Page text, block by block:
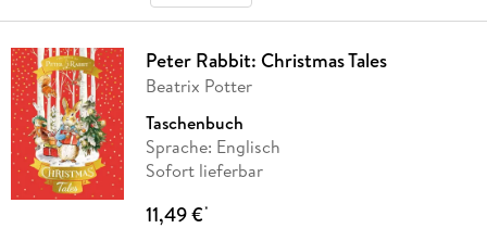
Peter Rabbit: Christmas Tales
Beatrix Potter
Taschenbuch
Sprache: Englisch
Sofort lieferbar
11,49 €*